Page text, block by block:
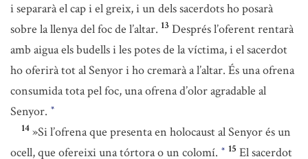
i separarà el cap i el greix, i un dels sacerdots ho posarà
sobre la llenya del foc de l’altar. 13 Després l’oferent rentarà
amb aigua els budells i les potes de la víctima, i el sacerdot
ho oferirà tot al Senyor i ho cremarà a l’altar. És una ofrena
consumida tota pel foc, una ofrena d’olor agradable al
Senyor. *
14 »Si l’ofrena que presenta en holocaust al Senyor és un
ocell, que ofereixi una tórtora o un colomí. * 15 El sacerdot